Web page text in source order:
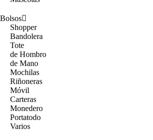
Bolsos
Shopper
Bandolera
Tote
de Hombro
de Mano
Mochilas
Riñoneras
Móvil
Carteras
Monedero
Portatodo
Varios